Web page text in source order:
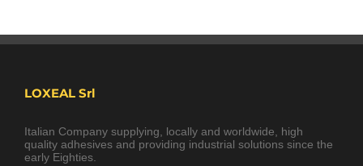
LOXEAL Srl
Italian Company supplying, locally and worldwide, high
quality adhesives and providing industrial solutions since the
early Eighties.